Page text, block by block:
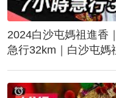
2024白沙屯媽祖進香
急行32km｜白沙屯媽